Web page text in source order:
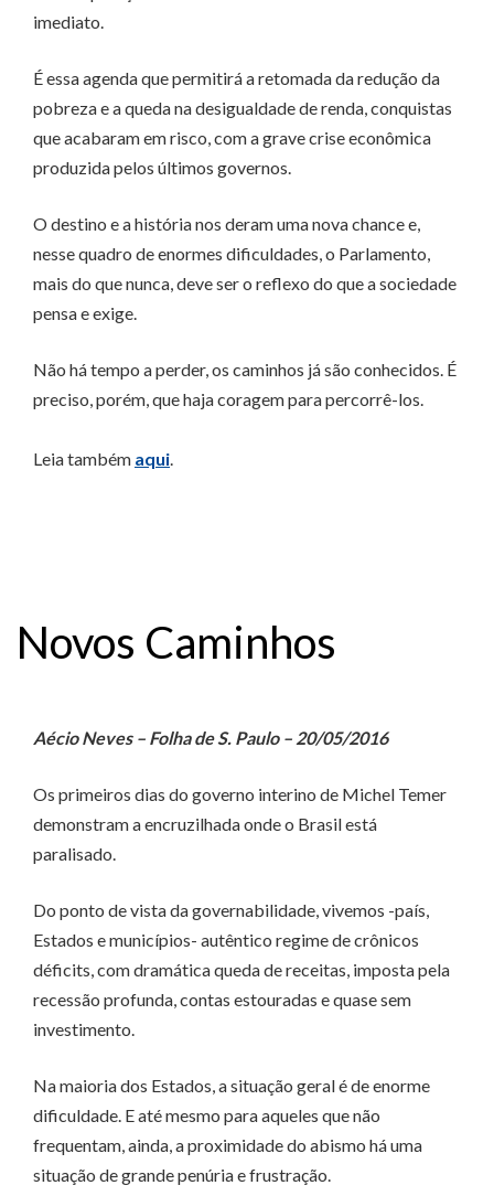
imediato.
É essa agenda que permitirá a retomada da redução da
pobreza e a queda na desigualdade de renda, conquistas
que acabaram em risco, com a grave crise econômica
produzida pelos últimos governos.
O destino e a história nos deram uma nova chance e,
nesse quadro de enormes dificuldades, o Parlamento,
mais do que nunca, deve ser o reflexo do que a sociedade
pensa e exige.
Não há tempo a perder, os caminhos já são conhecidos. É
preciso, porém, que haja coragem para percorrê-los.
Leia também aqui.
Novos Caminhos
Aécio Neves – Folha de S. Paulo – 20/05/2016
Os primeiros dias do governo interino de Michel Temer
demonstram a encruzilhada onde o Brasil está
paralisado.
Do ponto de vista da governabilidade, vivemos -país,
Estados e municípios- autêntico regime de crônicos
déficits, com dramática queda de receitas, imposta pela
recessão profunda, contas estouradas e quase sem
investimento.
Na maioria dos Estados, a situação geral é de enorme
dificuldade. E até mesmo para aqueles que não
frequentam, ainda, a proximidade do abismo há uma
situação de grande penúria e frustração.